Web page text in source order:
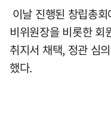
이날 진행된 창립총
비위원장을 비롯한
취지서 채택, 정관 심
했다.